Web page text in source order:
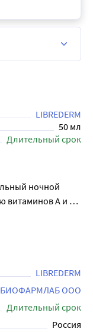
LIBREDERM
50 мл
Длительный срок
ночной
витаминов А и Е,
кожу,
пленки.
ухода в ночное
LIBREDERM
БИОФАРМЛАБ ООО
Длительный срок
Россия